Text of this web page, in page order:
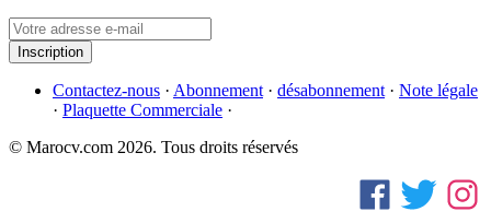
Inscription
Contactez-nous · Abonnement · désabonnement · Note légale
· Plaquette Commerciale ·
© Marocv.com 2026. Tous droits réservés